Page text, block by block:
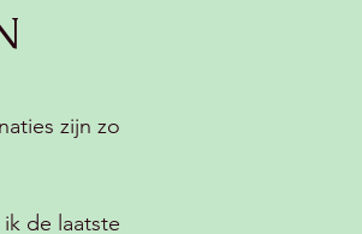
zijn zo
de laatste